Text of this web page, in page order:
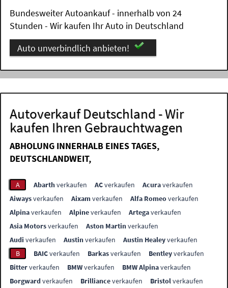
Bundesweiter Autoankauf - innerhalb von 24
Stunden - Wir kaufen Ihr Auto in Deutschland
Auto unverbindlich anbieten!
Autoverkauf Deutschland - Wir
kaufen Ihren Gebrauchtwagen
ABHOLUNG INNERHALB EINES TAGES,
DEUTSCHLANDWEIT,
A Abarthverkaufen ACverkaufen Acuraverkaufen
Aiwaysverkaufen Aixamverkaufen Alfa Romeoverkaufen
Alpinaverkaufen Alpineverkaufen Artegaverkaufen
Asia Motorsverkaufen Aston Martinverkaufen
Audi verkaufen Austinverkaufen Austin Healeyverkaufen
B
BAICverkaufen Barkasverkaufen Bentleyverkaufen
Bitterverkaufen BMWverkaufen BMW Alpinaverkaufen
Borgwardverkaufen Brillianceverkaufen Bristolverkaufen